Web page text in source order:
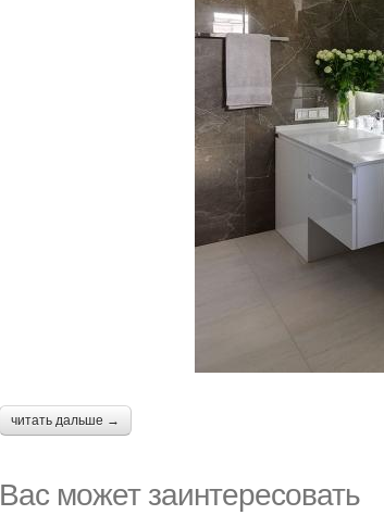
читать дальше →
Вас может заинтересовать